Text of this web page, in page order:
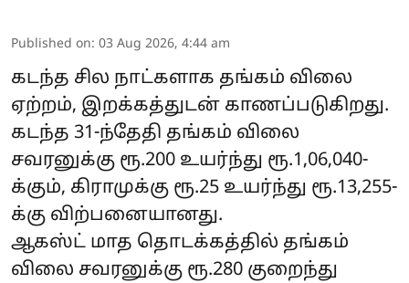
Published on: 03 Aug 2026, 4:44 am
கடந்த சில நாட்களாக தங்கம் விலை
ஏற்றம், இறக்கத்துடன் காணப்படுகிறது.
கடந்த 31-ந்தேதி தங்கம் விலை
சவரனுக்கு ரூ.200 உயர்ந்து ரூ.1,06,040-
க்கும், கிராமுக்கு ரூ.25 உயர்ந்து ரூ.13,255-
க்கு விற்பனையானது.
ஆகஸ்ட் மாத தொடக்கத்தில் தங்கம்
விலை சவரனுக்கு ரூ.280 குறைந்து